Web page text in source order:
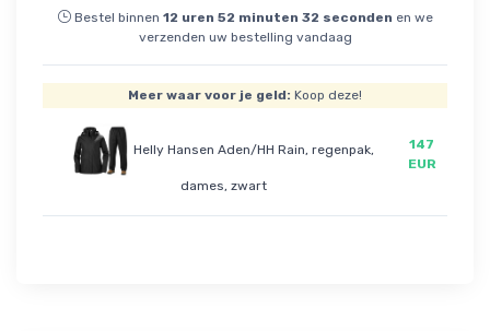
Bestel binnen 12 uren 52 minuten 32 seconden en we
verzenden uw bestelling vandaag
Meer waar voor je geld: Koop deze!
Helly Hansen Aden/HH Rain, regenpak,
dames, zwart
147
EUR